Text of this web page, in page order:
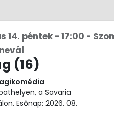
14. péntek - 17:00 -
(16)
a Savaria
Esőnap: 2026. 08.